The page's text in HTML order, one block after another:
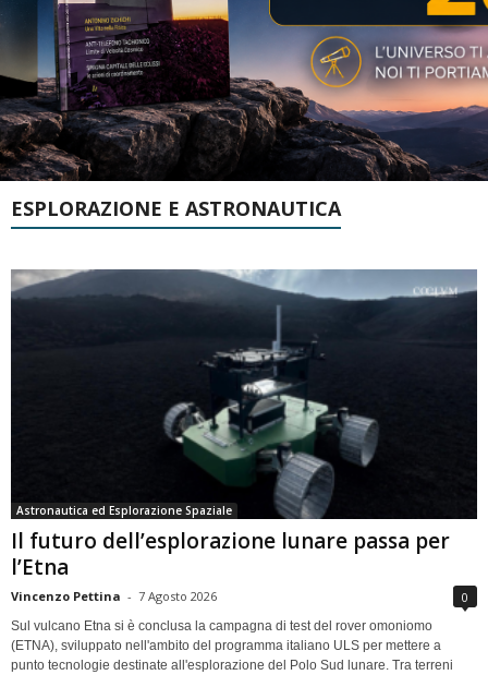
ESPLORAZIONE E ASTRONAUTICA
Astronautica ed Esplorazione Spaziale
Il futuro dell’esplorazione lunare passa per
l’Etna
Vincenzo Pettina - 7 Agosto 2026 0
Sul vulcano Etna si è conclusa la campagna di test del rover omoniomo
(ETNA), sviluppato nell'ambito del programma italiano ULS per mettere a
punto tecnologie destinate all'esplorazione del Polo Sud lunare. Tra terreni